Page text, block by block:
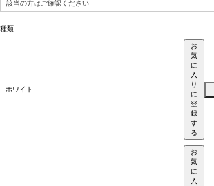
須)
種類
ホワイト
お
気
に
入
り
に
登
録
す
る
お
気
に
入